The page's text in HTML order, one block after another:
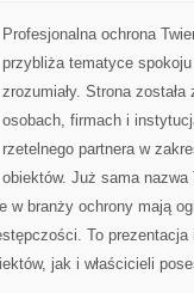
Profesjonalna ochrona
przybliża tematyce
zrozumiały. Strona
osobach, firmach i
rzetelnego partnera w
obiektów. Już sama nazwa
branży ochrony mają
To
jak i właścicieli